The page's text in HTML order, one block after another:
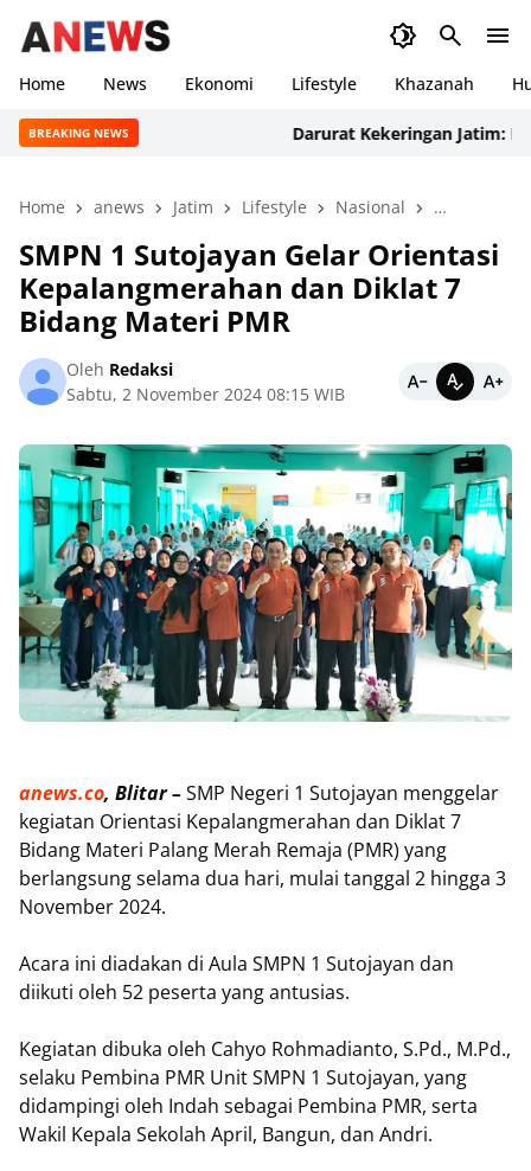
Home News Ekonomi Lifestyle Khazanah
BREAKING NEWS Darurat Kekeringan Jatim: PMI
Home anews Jatim Lifestyle Nasional Pendidikan
SMPN 1 Sutojayan Gelar Orientasi
Kepalangmerahan dan Diklat 7
Bidang Materi PMR
Oleh Redaksi
Sabtu, 2 November 2024 08:15 WIB
anews.co, Blitar –SMP Negeri 1 Sutojayan menggelar
kegiatan Orientasi Kepalangmerahan dan Diklat 7
Bidang Materi Palang Merah Remaja (PMR) yang
berlangsung selama dua hari, mulai tanggal 2 hingga 3
November 2024.
Acara ini diadakan di Aula SMPN 1 Sutojayan dan
diikuti oleh 52 peserta yang antusias.
Kegiatan dibuka oleh Cahyo Rohmadianto, S.Pd., M.Pd.,
selaku Pembina PMR Unit SMPN 1 Sutojayan, yang
didampingi oleh Indah sebagai Pembina PMR, serta
Wakil Kepala Sekolah April, Bangun, dan Andri.